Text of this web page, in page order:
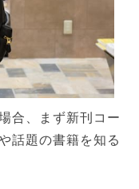
合、まず新刊コー
話題の書籍を知る